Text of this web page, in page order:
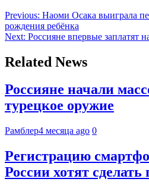
Previous: Наоми Осака выиграла
рождения ребёнка
Next: Россияне впервые заплатят
Related News
Россияне начали
турецкое оружие
Рамблер4 месяца ago 0
Регистрацию
России хотят сделать